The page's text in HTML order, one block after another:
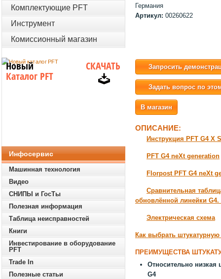
Германия
Артикул: 00260622
Запросить
Задать вопрос по
В магазин
ОПИСАНИЕ:
Инструкция PFT G4 X
PFT G4 neXt generation
Florpost PFT G4 neXt
Сравнительная
обновлённой линейки G4.
Электрическая схема
Как выбрать
ПРЕИМУЩЕСТВА
Относительно низкая
G4
Комплектующие PFT
Инструмент
Комиссионный магазин
Новый
Каталог PFT
СКАЧАТЬ
Инфосервис
Машинная технология
Видео
СНИПЫ и ГосТы
Полезная информация
Таблица неисправностей
Книги
Инвестирование в оборудование
PFT
Trade In
Полезные статьи